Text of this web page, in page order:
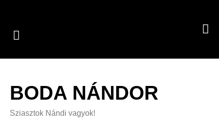
BODA NÁNDOR
Sziasztok Nándi vagyok!